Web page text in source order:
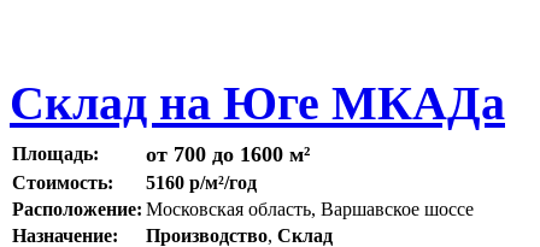
Склад на Юге МКАДа
Площадь: от 700 до 1600 м²
Стоимость:
5160 р/м²/год
Расположение: Московская область, Варшавское шоссе
Назначение:
Производство, Склад